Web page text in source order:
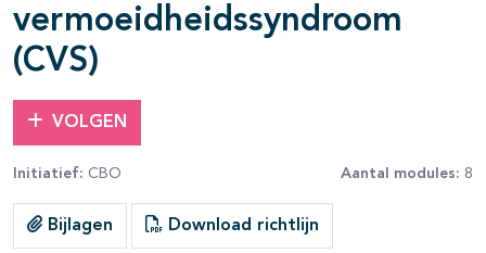
vermoeidheidssyndroom
(CVS)
VOLGEN
Initiatief: CBO Aantal modules: 8
Bijlagen Download richtlijn